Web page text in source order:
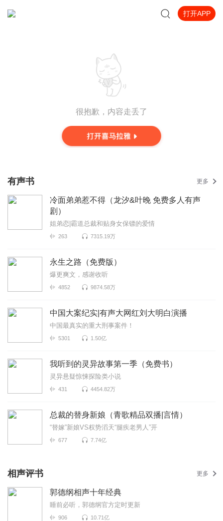
打开APP
很抱歉，内容走丢了
有声书 更多
冷面弟弟惹不得（龙汐&叶晚 免费多人有声
剧）
姐弟恋|霸道总裁和贴身女保镖的爱情
263 7315.19万
永生之路（免费版）
爆更爽文，感谢收听
4852 9874.58万
中国大案纪实|有声大网红刘大明白演播
中国最真实的重大刑事案件！
5301 1.50亿
我听到的灵异故事第一季（免费书）
灵异悬疑惊悚探险类小说
431 4454.82万
总裁的替身新娘（青歌精品双播|言情）
“替嫁”新娘VS权势滔天“腿疾老男人”开
677 7.74亿
相声评书 更多
郭德纲相声十年经典
睡前必听，郭德纲官方定时更新
906 10.71亿